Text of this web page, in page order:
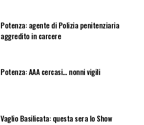
Potenza: agente di Polizia penitenziaria
aggredito in carcere
Potenza: AAA cercasi… nonni vigili
Vaglio Basilicata: questa sera lo Show